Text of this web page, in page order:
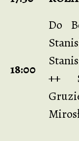
18:00
Do
++